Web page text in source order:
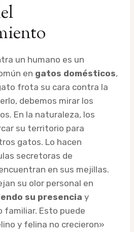
un humano es un
en gatos domésticos,
frota su cara contra la
debemos mirar los
En la naturaleza, los
su territorio para
gatos. Lo hacen
secretoras de
en sus mejillas.
su olor personal en
su presencia y
familiar. Esto puede
y felina no crecieron»